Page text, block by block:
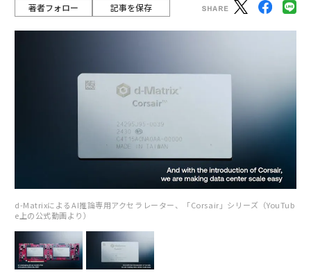
著者フォロー 記事を保存
d-MatrixによるAI推論専用アクセラレーター、「Corsair」シリーズ（YouTub
e上の公式動画より）